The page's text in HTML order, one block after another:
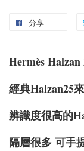
分享
Hermès
經典Halzan25
辨識度很高的
隔層很多 可手